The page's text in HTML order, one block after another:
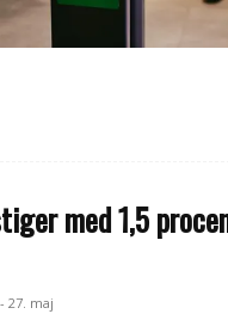
med 1,5
27. maj